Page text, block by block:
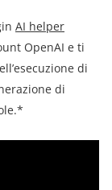
AI helper
OpenAI e ti
di
di